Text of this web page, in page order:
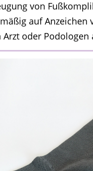
von
auf Anzeichen
oder Podologen